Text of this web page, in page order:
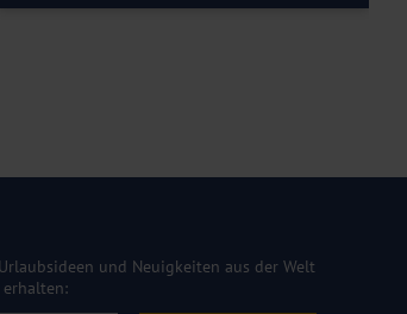
und Neuigkeiten aus der Welt
erhalten: